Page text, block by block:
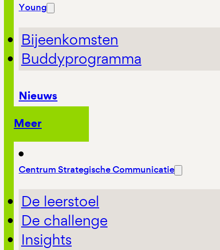
Young
Bijeenkomsten
Buddyprogramma
Nieuws
Meer
Centrum Strategische Communicatie
De leerstoel
De challenge
Insights